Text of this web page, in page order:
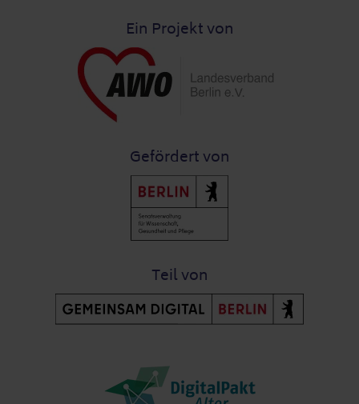
Ein Projekt von
Gefördert von
Teil von